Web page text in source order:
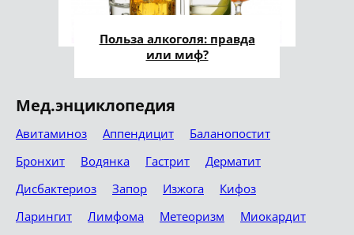
Польза алкоголя: правда
или миф?
Мед.энциклопедия
Авитаминоз Аппендицит
Баланопостит
Бронхит
Водянка Гастрит
Дерматит
Дисбактериоз
Запор Изжога
Кифоз
Ларингит
Лимфома Метеоризм
Миокардит